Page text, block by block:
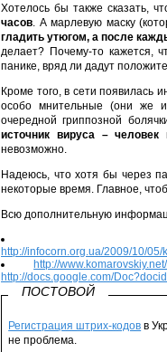
Хотелось бы также сказать,
часов . А марлевую маску
гладить утюгом, а после
делает? Почему-то кажется,
панике, вряд ли дадут
Кроме того, в сети появилась
особо мнительные (они же и
очередной гриппозной
источник вируса – человек
невозможно.
Надеюсь, что хотя бы через
некоторые время. Главное,
Всю дополнительную
http://infocorn.org.ua/2009/10/
http://
http://docs.google.com/
ПОСТОВОЙ
Регистрация штрих-кодов в
не проблема.